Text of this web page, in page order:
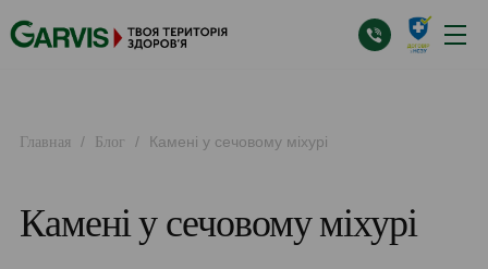
Главная / Блог / Камені у сечовому міхурі
Камені у сечовому міхурі